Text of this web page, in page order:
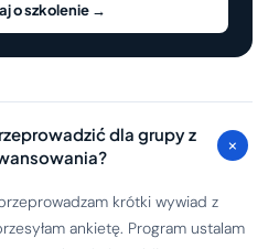
o szkolenie →
dla grupy z
+
krótki wywiad z
ankietę. Program ustalam